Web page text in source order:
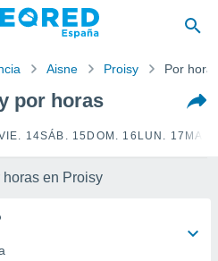
Aisne Proisy Por
por horas
14SÁB. 15 DOM. 16 LUN. 17
horas en Proisy